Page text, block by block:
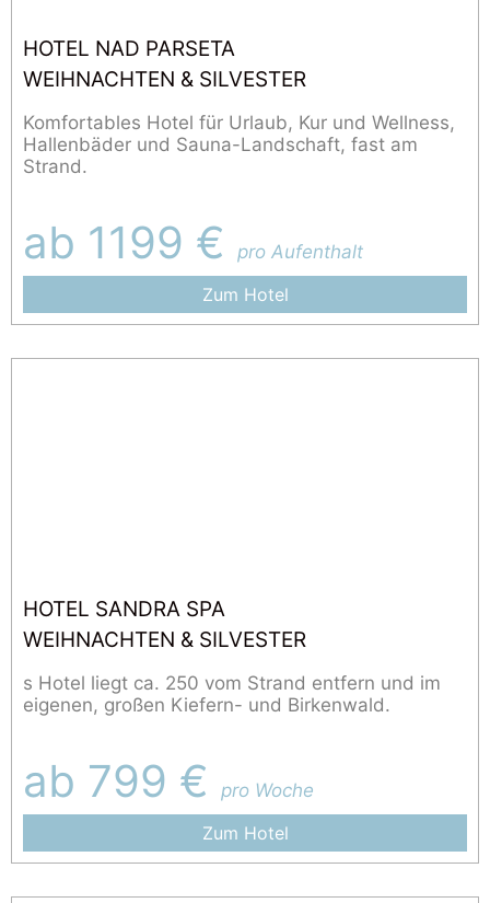
HOTEL NAD PARSETA
WEIHNACHTEN & SILVESTER
Komfortables Hotel für Urlaub, Kur und Wellness,
Hallenbäder und Sauna-Landschaft, fast am
Strand.
ab 1199 €
pro Aufenthalt
Zum Hotel
HOTEL SANDRA SPA
WEIHNACHTEN & SILVESTER
s Hotel liegt ca. 250 vom Strand entfern und im
eigenen, großen Kiefern- und Birkenwald.
ab 799 €
pro Woche
Zum Hotel